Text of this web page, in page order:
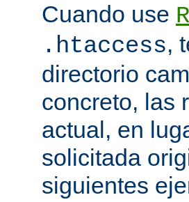
Cuando use
.htaccess,
directorio
concreto, las
actual, en
solicitada
siguientes